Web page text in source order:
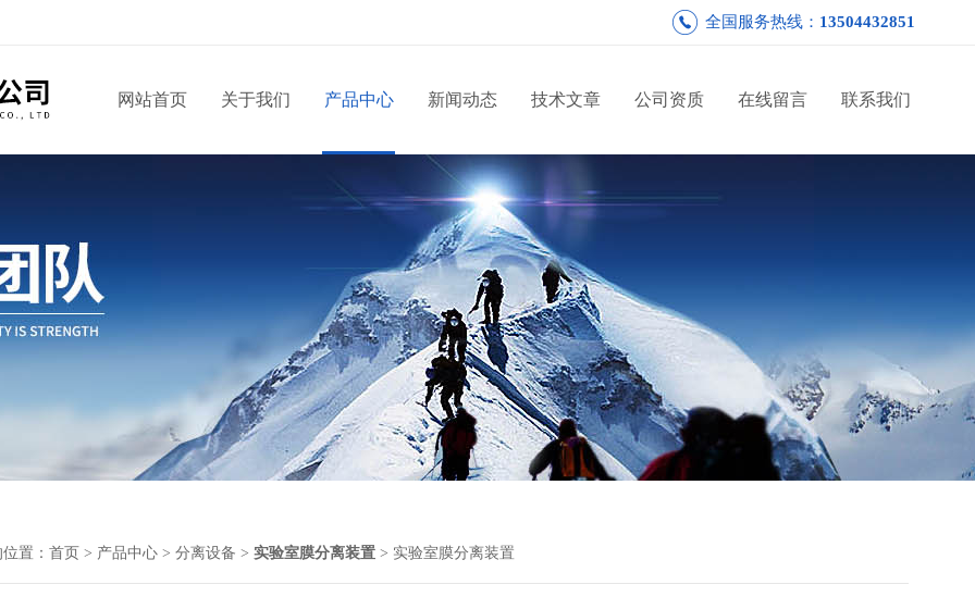
全国服务热线： 13504432851
网站首页 关于我们 产品中心 新闻动态 技术文章 公司资质 在线留言 联系我们
置： 首页 > 产品中心 > 分离设备 > 实验室膜分离装置 > 实验室膜分离装置